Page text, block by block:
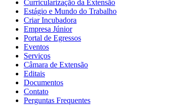
Curricularização da Extensão
Estágio e Mundo do Trabalho
Criar Incubadora
Empresa Júnior
Portal de Egressos
Eventos
Serviços
Câmara de Extensão
Editais
Documentos
Contato
Perguntas Frequentes